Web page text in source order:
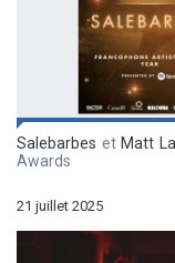
Salebarbes et Matt
Awards
21 juillet 2025